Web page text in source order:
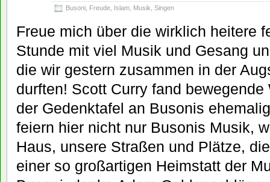
Busoni Freude Islam Musik Singen
Freue mich über die wirklich heitere
Stunde mit viel Musik und Gesang
die wir gestern zusammen in der
durften! Scott Curry fand
der Gedenktafel an Busonis
feiern hier nicht nur Busonis Musik,
Haus, unsere Straßen und Plätze,
einer so großartigen Heimstatt der